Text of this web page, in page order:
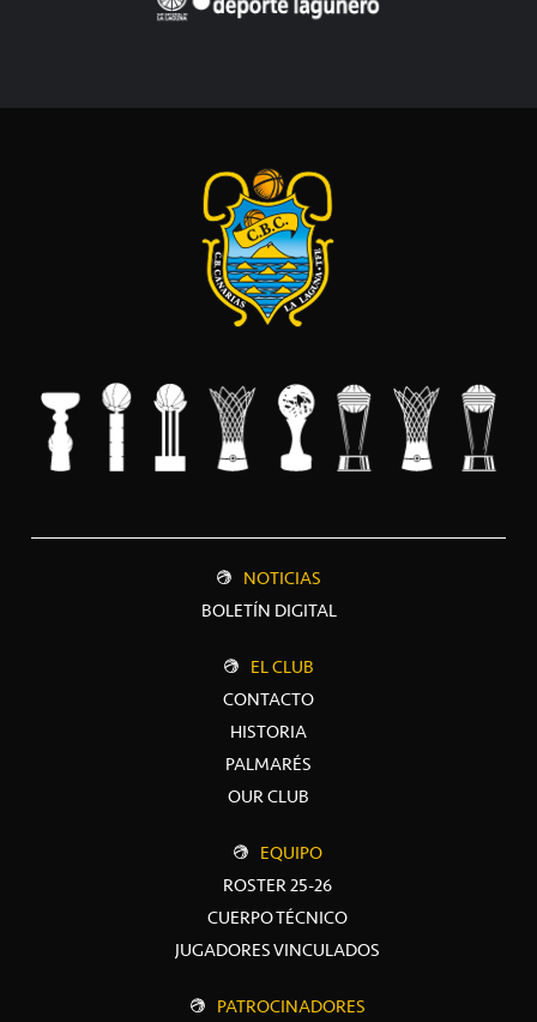
NOTICIAS
BOLETÍN DIGITAL
EL CLUB
CONTACTO
HISTORIA
PALMARÉS
OUR CLUB
EQUIPO
ROSTER 25-26
CUERPO TÉCNICO
JUGADORES VINCULADOS
PATROCINADORES